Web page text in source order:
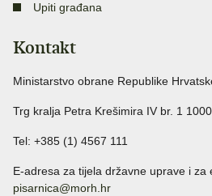
Upiti građana
Kontakt
Ministarstvo obrane Republike
Trg kralja Petra Krešimira IV br. 1
Tel: +385 (1) 4567 111
E-adresa za tijela državne uprave i za
pisarnica@morh.hr